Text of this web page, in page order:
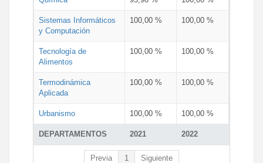
DEPARTAMENTOS 2021 2022
Sistemas Informáticos
y Computación
100,00 % 100,00 %
Tecnología de
Alimentos
100,00 % 100,00 %
Termodinámica
Aplicada
100,00 % 100,00 %
Urbanismo 100,00 % 100,00 %
Previa 1 Siguiente